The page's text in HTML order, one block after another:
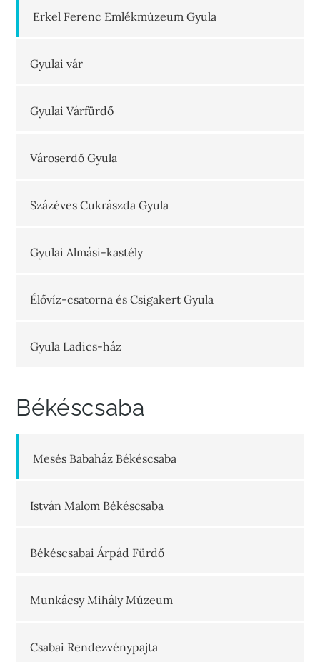
Erkel Ferenc Emlékmúzeum Gyula
Gyulai vár
Gyulai Várfürdő
Városerdő Gyula
Százéves Cukrászda Gyula
Gyulai Almási-kastély
Élővíz-csatorna és Csigakert Gyula
Gyula Ladics-ház
Békéscsaba
Mesés Babaház Békéscsaba
István Malom Békéscsaba
Békéscsabai Árpád Fürdő
Munkácsy Mihály Múzeum
Csabai Rendezvénypajta